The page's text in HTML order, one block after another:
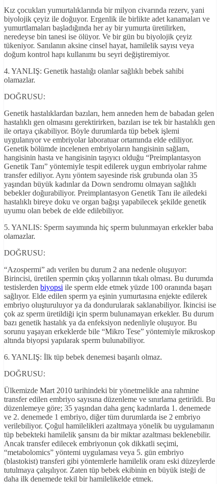
Kız çocukları yumurtalıklarında bir milyon civarında rezerv, yani
biyolojik çeyiz ile doğuyor. Ergenlik ile birlikte adet kanamaları ve
yumurtlamaları başladığında her ay bir yumurta üretilirken,
neredeyse bin tanesi ise ölüyor. Ve bir gün bu biyolojik çeyiz
tükeniyor. Sanılanın aksine cinsel hayat, hamilelik sayısı veya
doğum kontrol hapı kullanımı bu seyri değiştiremiyor.
4. YANLIŞ: Genetik hastalığı olanlar sağlıklı bebek sahibi
olamazlar.
DOĞRUSU:
Genetik hastalıklardan bazıları, hem anneden hem de babadan gelen
hastalıklı gen olmasını gerektirirken, bazıları ise tek bir hastalıklı gen
ile ortaya çıkabiliyor. Böyle durumlarda tüp bebek işlemi
uygulanıyor ve embriyolar laboratuar ortamında elde ediliyor.
Genetik bölümde incelenen embriyoların hangisinin sağlam,
hangisinin hasta ve hangisinin taşıyıcı olduğu “Preimplantasyon
Genetik Tanı” yöntemiyle tespit edilerek uygun embriyolar rahme
transfer ediliyor. Aynı yöntem sayesinde risk grubunda olan 35
yaşından büyük kadınlar da Down sendromu olmayan sağlıklı
bebekler doğurabiliyor. Preimplantasyon Genetik Tanı ile ailedeki
hastalıklı bireye doku ve organ bağışı yapabilecek şekilde genetik
uyumu olan bebek de elde edilebiliyor.
5. YANLIS: Sperm sayımında hiç sperm bulunmayan erkekler baba
olamazlar.
DOĞRUSU:
“Azospermi” adı verilen bu durum 2 ana nedenle oluşuyor:
Birincisi, üretilen spermin çıkış yollarının tıkalı olması. Bu durumda
testislerden biyopsi ile sperm elde etmek yüzde 100 oranında başarı
sağlıyor. Elde edilen sperm ya eşinin yumurtasına enjekte edilerek
embriyo oluşturuluyor ya da dondurularak saklanabiliyor. İkincisi ise
çok az sperm üretildiği için sperm bulunamayan erkekler. Bu durum
bazı genetik hastalık ya da enfeksiyon nedenliyle oluşuyor. Bu
sorunu yaşayan erkeklerde bile “Mikro Tese” yöntemiyle mikroskop
altında biyopsi yapılarak sperm bulunabiliyor.
6. YANLIŞ: İlk tüp bebek denemesi başarılı olmaz.
DOĞRUSU:
Ülkemizde Mart 2010 tarihindeki bir yönetmelikle ana rahmine
transfer edilen embriyo sayısına düzenleme ve sınırlama getirildi. Bu
düzenlemeye göre; 35 yaşından daha genç kadınlarda 1. denemede
ve 2. denemede 1 embriyo, diğer tüm durumlarda ise 2 embriyo
verilebiliyor. Çoğul hamilelikleri azaltmaya yönelik bu uygulamanın
tüp bebekteki hamilelik şansını da bir miktar azaltması beklenebilir.
Ancak transfer edilecek embriyonun çok dikkatli seçimi,
“metabolomics” yöntemi uygulaması veya 5. gün embriyo
(blastokist) transferi gibi yöntemlerle hamilelik oranı eski düzeylerde
tutulmaya çalışılıyor. Zaten tüp bebek ekibinin en büyük isteği de
daha ilk denemede tekil bir hamilelikelde etmek.